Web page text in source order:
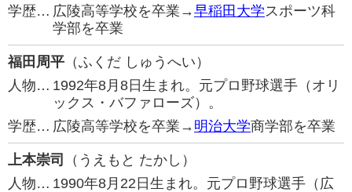
学歴… 広陵高等学校を卒業→早稲田大学スポーツ科
学部を卒業
福田周平 （ふくだ しゅうへい）
人物… 1992年8月8日生まれ。元プロ野球選手（オリ
ックス・バファローズ）。
学歴… 広陵高等学校を卒業→ 明治大学商学部を卒業
上本崇司
（うえもと たかし）
人物… 1990年8月22日生まれ。元プロ野球選手（広